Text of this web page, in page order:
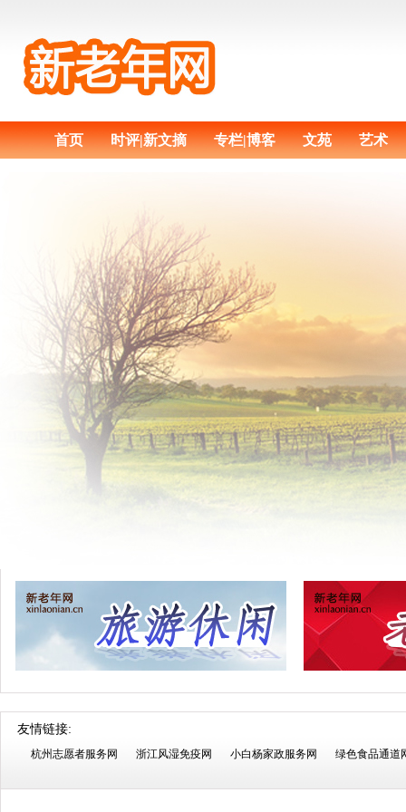
首页 时评|新文摘 专栏|博客 文苑 艺术
友情链接:
杭州志愿者服务网 浙江风湿免疫网 小白杨家政服务网 绿色食品通道